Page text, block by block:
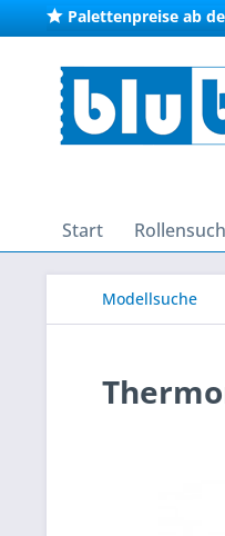
Palettenpreise ab
Start
Modellsuche